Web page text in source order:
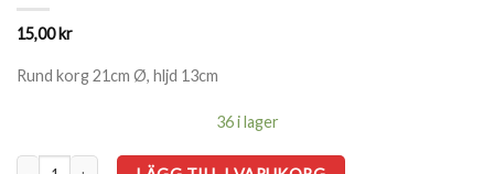
15,00kr
Rund korg 21cm Ø, hljd 13cm
36 i lager
Rund korg 21cm Ø, höjd 13cm mängd